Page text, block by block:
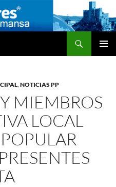
,NOTICIAS PP
MIEMBROS
LOCAL